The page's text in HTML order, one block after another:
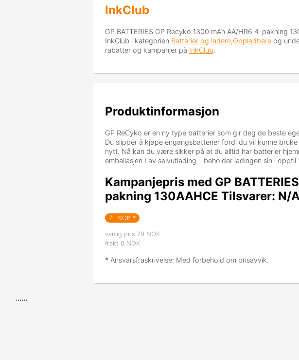
InkClub
GP BATTERIES GP Recyko 1300 mAh AA/HR6 4-pakning
InkClub i kategorien Batterier og ladere,Oppladbare og
rabatter og kampanjer på InkClub.
Produktinformasjon
GP ReCyko er en ny type batterier som gir deg de beste
Du slipper å kjøpe engangsbatterier fordi du vil kunne
nytt. Nå kan du være sikker på at du alltid har batterier
emballasjen Lav selvutlading - beholder ladingen sin i
Kampanjepris med GP
pakning 130AAHCE Tilsvarer: N/
71 NOK *
vanlig pris 79 NOK
frakt 0 NOK
* Ansvarsfraskrivelse: Med forbehold om prisavvik.
......